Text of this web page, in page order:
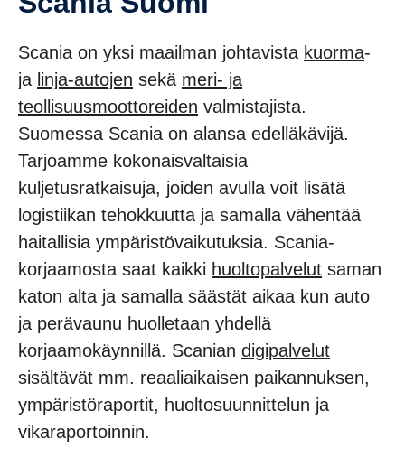
Scania on yksi maailman johtavista kuorma-
ja linja-autojen sekä meri- ja
teollisuusmoottoreiden valmistajista.
Suomessa Scania on alansa edelläkävijä.
Tarjoamme kokonaisvaltaisia
kuljetusratkaisuja, joiden avulla voit lisätä
logistiikan tehokkuutta ja samalla vähentää
haitallisia ympäristövaikutuksia. Scania-
korjaamosta saat kaikki huoltopalvelut saman
katon alta ja samalla säästät aikaa kun auto
ja perävaunu huolletaan yhdellä
korjaamokäynnillä. Scanian digipalvelut
sisältävät mm. reaaliaikaisen paikannuksen,
ympäristöraportit, huoltosuunnittelun ja
vikaraportoinnin.